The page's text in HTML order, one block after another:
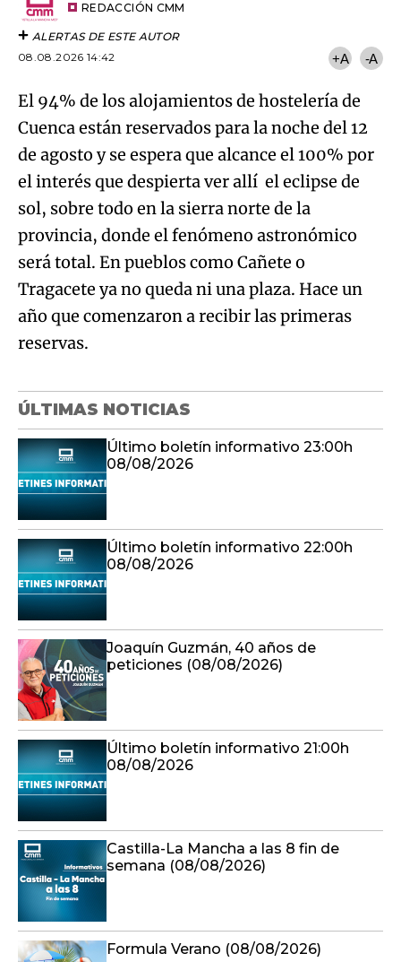
REDACCIÓN CMM
ALERTAS DE ESTE AUTOR
08.08.2026 14:42
+A -A
El 94% de los alojamientos de hostelería de
Cuenca están reservados para la noche del 12
de agosto y se espera que alcance el 100% por
el interés que despierta ver allí el eclipse de
sol, sobre todo en la sierra norte de la
provincia, donde el fenómeno astronómico
será total. En pueblos como Cañete o
Tragacete ya no queda ni una plaza. Hace un
año que comenzaron a recibir las primeras
reservas.
ÚLTIMAS NOTICIAS
Último boletín informativo 23:00h
08/08/2026
Último boletín informativo 22:00h
08/08/2026
Joaquín Guzmán, 40 años de
peticiones (08/08/2026)
Último boletín informativo 21:00h
08/08/2026
Castilla-La Mancha a las 8 fin de
semana (08/08/2026)
Formula Verano (08/08/2026)